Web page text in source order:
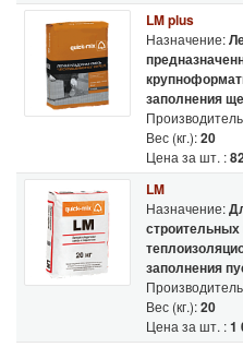
LM plus
Назначение:
заполнения
Вес (кг.):20
Цена за шт. :
LM
Назначение:
заполнения
Вес (кг.):20
Цена за шт. :1